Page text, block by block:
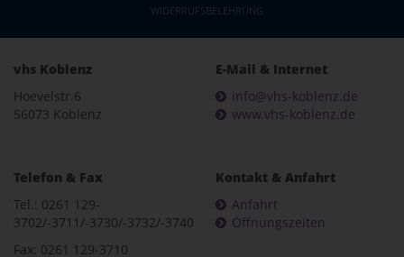
WIDERRUFSBELEHRUNG
vhs Koblenz
Hoevelstr.6
56073 Koblenz
E-Mail & Internet
info@vhs-koblenz.de
www.vhs-koblenz.de
Telefon & Fax
Tel.: 0261 129-
3702/-3711/-3730/-3732/-3740
Fax: 0261 129-3710
Kontakt & Anfahrt
Anfahrt
Öffnungszeiten